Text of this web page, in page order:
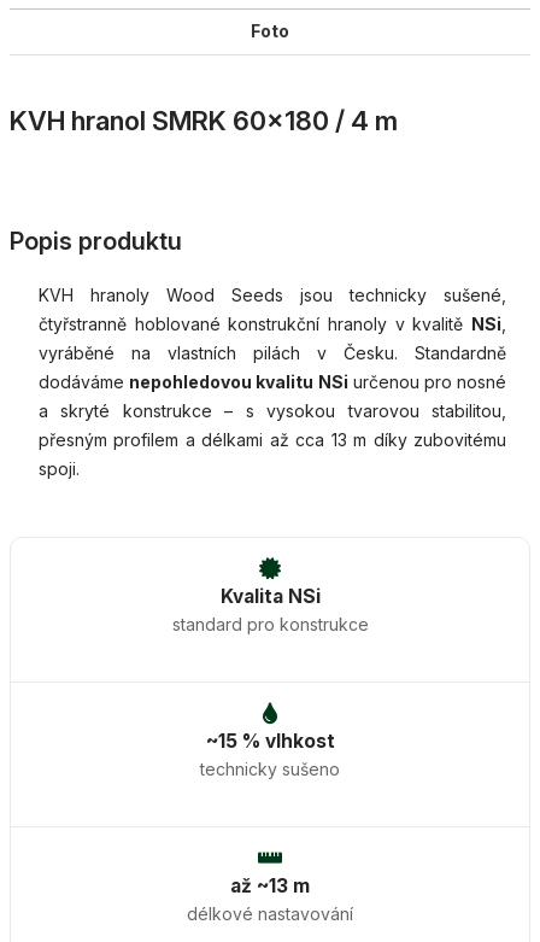
Foto
KVH hranol SMRK 60×180 / 4 m
Popis produktu
KVH hranoly Wood Seeds jsou technicky sušené,
čtyřstranně hoblované konstrukční hranoly v kvalitě NSi
vyráběné na vlastních pilách v Česku. Standardně
dodáváme nepohledovou kvalitu NSi určenou pro nosné
a skryté konstrukce – s vysokou tvarovou stabilitou,
přesným profilem a délkami až cca 13 m díky zubovitému
spoji.
Kvalita NSi
standard pro konstrukce
~15 % vlhkost
technicky sušeno
až ~13 m
délkové nastavování